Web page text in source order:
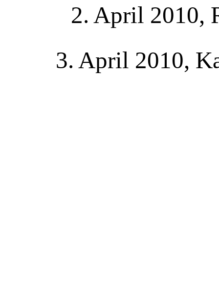
2. April 2010,
3. April 2010,